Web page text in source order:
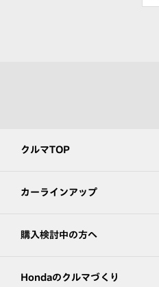
クルマTOP
カーラインアップ
購入検討中の方へ
Hondaのクルマづくり